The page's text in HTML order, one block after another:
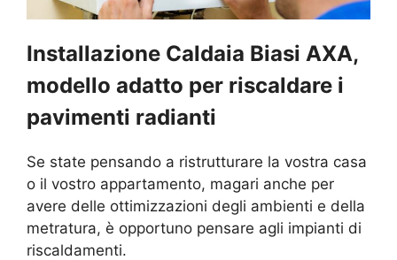
Installazione Caldaia Biasi AXA,
modello adatto per riscaldare i
pavimenti radianti
Se state pensando a ristrutturare la vostra casa
o il vostro appartamento, magari anche per
avere delle ottimizzazioni degli ambienti e della
metratura, è opportuno pensare agli impianti di
riscaldamenti.